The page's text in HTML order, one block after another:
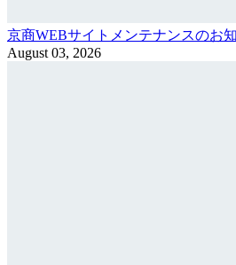
京商WEBサイトメンテナンスのお
August 03, 2026